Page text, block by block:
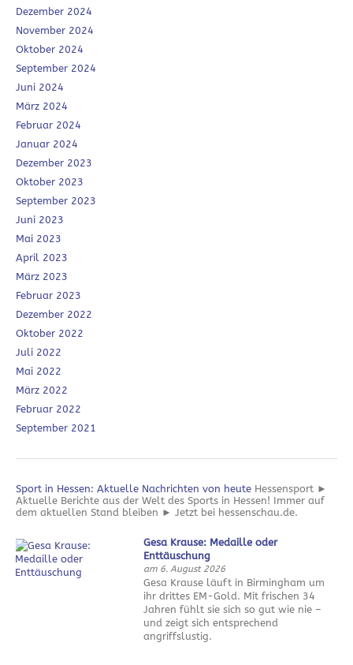
Dezember 2024
November 2024
Oktober 2024
September 2024
Juni 2024
März 2024
Februar 2024
Januar 2024
Dezember 2023
Oktober 2023
September 2023
Juni 2023
Mai 2023
April 2023
März 2023
Februar 2023
Dezember 2022
Oktober 2022
Juli 2022
Mai 2022
März 2022
Februar 2022
September 2021
Sport in Hessen: Aktuelle Nachrichten von heute Hessensport ►
Aktuelle Berichte aus der Welt des Sports in Hessen! Immer auf
dem aktuellen Stand bleiben ► Jetzt bei hessenschau.de.
Gesa Krause: Medaille oder
Enttäuschung
am 6. August 2026
Gesa Krause läuft in Birmingham um
ihr drittes EM-Gold. Mit frischen 34
Jahren fühlt sie sich so gut wie nie –
und zeigt sich entsprechend
angriffslustig.